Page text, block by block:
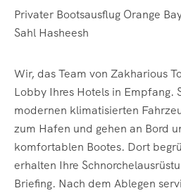
Privater Bootsausflug Orange
Sahl Hasheesh
Wir, das Team von Zakharious
Lobby Ihres Hotels in Empfang.
modernen klimatisierten
zum Hafen und gehen an Bord
komfortablen Bootes. Dort
erhalten Ihre
Briefing. Nach dem Ablegen